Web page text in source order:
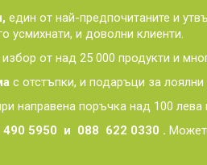
един от най-предпочитаните и
усмихнати, и доволни клиенти.
от над 25 000 продукти и
с отстъпки, и подаръци за лоялни
направена поръчка над 100
5950 и 088 622 0330 .